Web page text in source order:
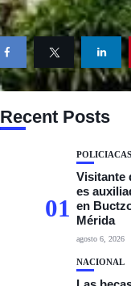
Recent Posts
01
POLICIACAS
Visitante
es
en
Mérida
agosto 6, 2026
NACIONAL